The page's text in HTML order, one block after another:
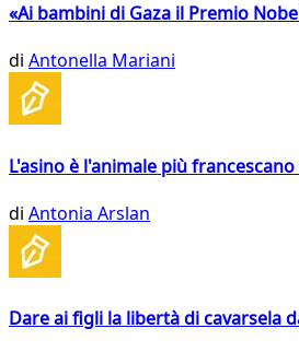
«Ai bambini di Gaza il Premio
di Antonella Mariani
L'asino è l'animale più
di Antonia Arslan
Dare ai figli la libertà di cavarsela